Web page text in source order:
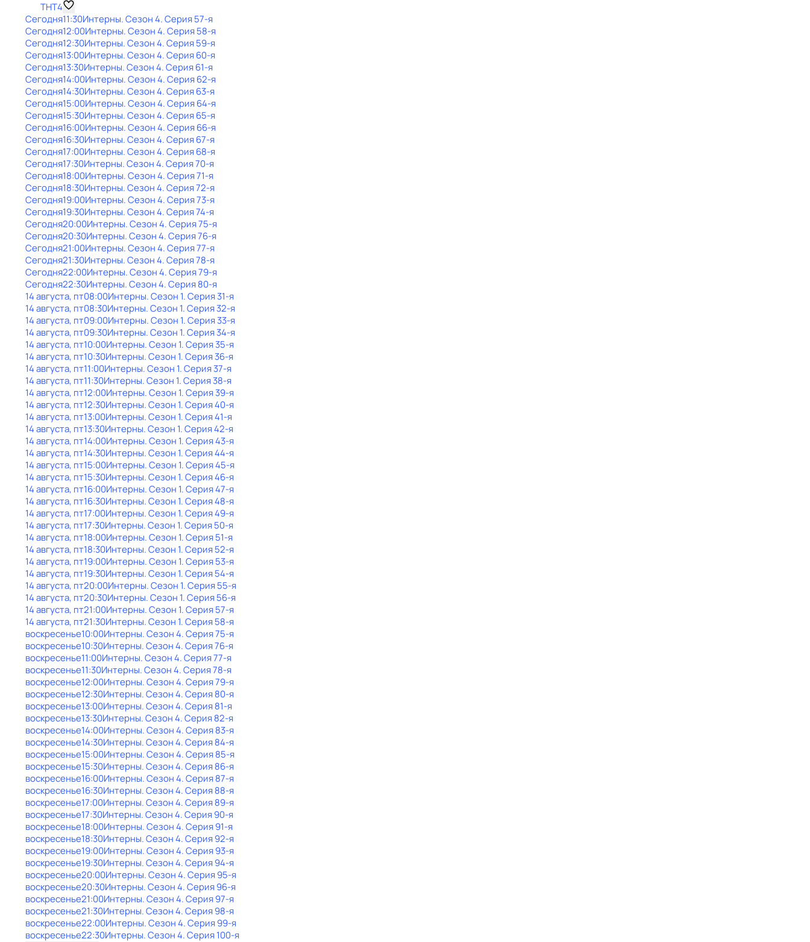
ТНТ4
Сегодня11:30Интерны. Сезон 4. Серия 57-я
Сегодня12:00Интерны. Сезон 4. Серия 58-я
Сегодня12:30Интерны. Сезон 4. Серия 59-я
Сегодня13:00Интерны. Сезон 4. Серия 60-я
Сегодня13:30Интерны. Сезон 4. Серия 61-я
Сегодня14:00Интерны. Сезон 4. Серия 62-я
Сегодня14:30Интерны. Сезон 4. Серия 63-я
Сегодня15:00Интерны. Сезон 4. Серия 64-я
Сегодня15:30Интерны. Сезон 4. Серия 65-я
Сегодня16:00Интерны. Сезон 4. Серия 66-я
Сегодня16:30Интерны. Сезон 4. Серия 67-я
Сегодня17:00Интерны. Сезон 4. Серия 68-я
Сегодня17:30Интерны. Сезон 4. Серия 70-я
Сегодня18:00Интерны. Сезон 4. Серия 71-я
Сегодня18:30Интерны. Сезон 4. Серия 72-я
Сегодня19:00Интерны. Сезон 4. Серия 73-я
Сегодня19:30Интерны. Сезон 4. Серия 74-я
Сегодня20:00Интерны. Сезон 4. Серия 75-я
Сегодня20:30Интерны. Сезон 4. Серия 76-я
Сегодня21:00Интерны. Сезон 4. Серия 77-я
Сегодня21:30Интерны. Сезон 4. Серия 78-я
Сегодня22:00Интерны. Сезон 4. Серия 79-я
Сегодня22:30Интерны. Сезон 4. Серия 80-я
14 августа, пт08:00Интерны. Сезон 1. Серия 31-я
14 августа, пт08:30Интерны. Сезон 1. Серия 32-я
14 августа, пт09:00Интерны. Сезон 1. Серия 33-я
14 августа, пт09:30Интерны. Сезон 1. Серия 34-я
14 августа, пт10:00Интерны. Сезон 1. Серия 35-я
14 августа, пт10:30Интерны. Сезон 1. Серия 36-я
14 августа, пт11:00Интерны. Сезон 1. Серия 37-я
14 августа, пт11:30Интерны. Сезон 1. Серия 38-я
14 августа, пт12:00Интерны. Сезон 1. Серия 39-я
14 августа, пт12:30Интерны. Сезон 1. Серия 40-я
14 августа, пт13:00Интерны. Сезон 1. Серия 41-я
14 августа, пт13:30Интерны. Сезон 1. Серия 42-я
14 августа, пт14:00Интерны. Сезон 1. Серия 43-я
14 августа, пт14:30Интерны. Сезон 1. Серия 44-я
14 августа, пт15:00Интерны. Сезон 1. Серия 45-я
14 августа, пт15:30Интерны. Сезон 1. Серия 46-я
14 августа, пт16:00Интерны. Сезон 1. Серия 47-я
14 августа, пт16:30Интерны. Сезон 1. Серия 48-я
14 августа, пт17:00Интерны. Сезон 1. Серия 49-я
14 августа, пт17:30Интерны. Сезон 1. Серия 50-я
14 августа, пт18:00Интерны. Сезон 1. Серия 51-я
14 августа, пт18:30Интерны. Сезон 1. Серия 52-я
14 августа, пт19:00Интерны. Сезон 1. Серия 53-я
14 августа, пт19:30Интерны. Сезон 1. Серия 54-я
14 августа, пт20:00Интерны. Сезон 1. Серия 55-я
14 августа, пт20:30Интерны. Сезон 1. Серия 56-я
14 августа, пт21:00Интерны. Сезон 1. Серия 57-я
14 августа, пт21:30Интерны. Сезон 1. Серия 58-я
воскресенье10:00Интерны. Сезон 4. Серия 75-я
воскресенье10:30Интерны. Сезон 4. Серия 76-я
воскресенье11:00Интерны. Сезон 4. Серия 77-я
воскресенье11:30Интерны. Сезон 4. Серия 78-я
воскресенье12:00Интерны. Сезон 4. Серия 79-я
воскресенье12:30Интерны. Сезон 4. Серия 80-я
воскресенье13:00Интерны. Сезон 4. Серия 81-я
воскресенье13:30Интерны. Сезон 4. Серия 82-я
воскресенье14:00Интерны. Сезон 4. Серия 83-я
воскресенье14:30Интерны. Сезон 4. Серия 84-я
воскресенье15:00Интерны. Сезон 4. Серия 85-я
воскресенье15:30Интерны. Сезон 4. Серия 86-я
воскресенье16:00Интерны. Сезон 4. Серия 87-я
воскресенье16:30Интерны. Сезон 4. Серия 88-я
воскресенье17:00Интерны. Сезон 4. Серия 89-я
воскресенье17:30Интерны. Сезон 4. Серия 90-я
воскресенье18:00Интерны. Сезон 4. Серия 91-я
воскресенье18:30Интерны. Сезон 4. Серия 92-я
воскресенье19:00Интерны. Сезон 4. Серия 93-я
воскресенье19:30Интерны. Сезон 4. Серия 94-я
воскресенье20:00Интерны. Сезон 4. Серия 95-я
воскресенье20:30Интерны. Сезон 4. Серия 96-я
воскресенье21:00Интерны. Сезон 4. Серия 97-я
воскресенье21:30Интерны. Сезон 4. Серия 98-я
воскресенье22:00Интерны. Сезон 4. Серия 99-я
воскресенье22:30Интерны. Сезон 4. Серия 100-я